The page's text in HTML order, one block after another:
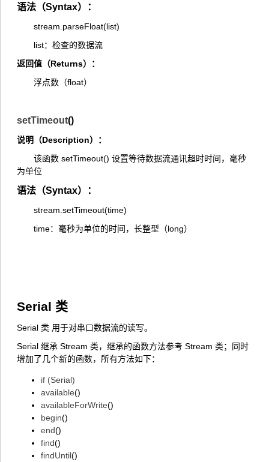
语法（Syntax）：
stream.parseFloat(list)
list：检查的数据流
返回值（Returns）：
浮点数（float）
setTimeout()
说明（Description）：
该函数 setTimeout() 设置等待数据流通讯超时时间，毫秒
为单位
语法（Syntax）：
stream.setTimeout(time)
time：毫秒为单位的时间，长整型（long）
Serial 类
Serial 类 用于对串口数据流的读写。
Serial 继承 Stream 类，继承的函数方法参考 Stream 类；同时
增加了几个新的函数，所有方法如下：
if (Serial)
available()
availableForWrite()
begin()
end()
find()
findUntil()